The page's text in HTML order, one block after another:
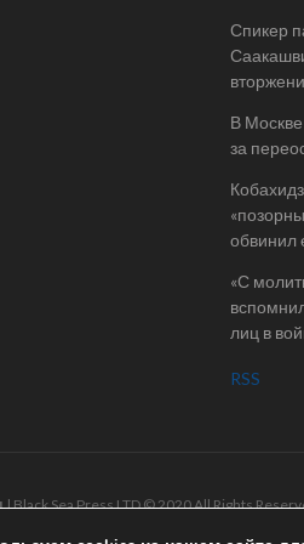
Спикер
В Москве
за
обвинил
«С
лиц в
RSS
| Black Sea Press LTD © 2020 All Rights